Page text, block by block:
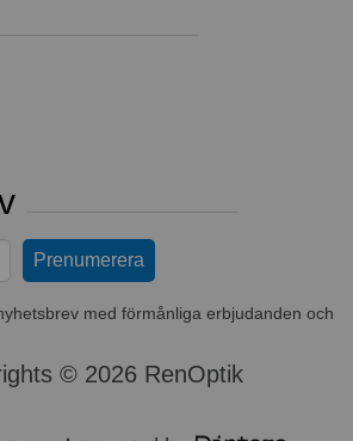
med förmånliga erbjudanden och
© 2026 RenOptik